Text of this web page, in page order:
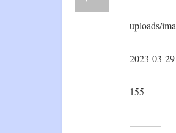
uploads/
2023-03-
155